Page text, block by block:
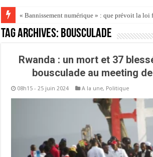
« Bannissement numérique » : que prévoit la loi
Tag Archives: bousculade
Rwanda : un mort et 37
bousculade au meeting
08h15 - 25 juin 2024 A la une, Politique